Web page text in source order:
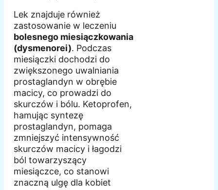
Lek znajduje również
zastosowanie w leczeniu
bolesnego miesiączkowania
(dysmenorei). Podczas
miesiączki dochodzi do
zwiększonego uwalniania
prostaglandyn w obrębie
macicy, co prowadzi do
skurczów i bólu. Ketoprofen,
hamując syntezę
prostaglandyn, pomaga
zmniejszyć intensywność
skurczów macicy i łagodzi
ból towarzyszący
miesiączce, co stanowi
znaczną ulgę dla kobiet